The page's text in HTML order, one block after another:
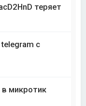
теряет
с
в микротик